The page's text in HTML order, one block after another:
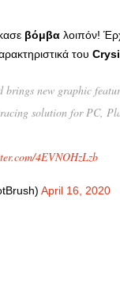
βόμβα λοιπόν!
του
brings new graphic
solution for PC,
4EVNOHzLzb
April 16, 2020